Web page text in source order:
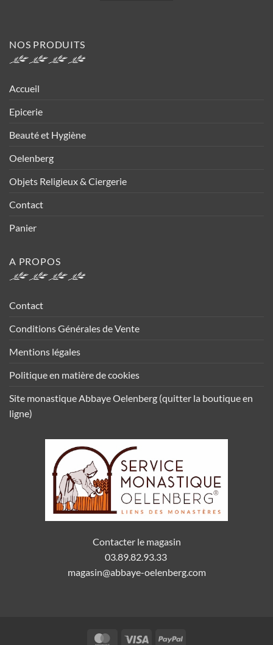
NOS PRODUITS
Accueil
Epicerie
Beauté et Hygiène
Oelenberg
Objets Religieux & Ciergerie
Contact
Panier
A PROPOS
Contact
Conditions Générales de Vente
Mentions légales
Politique en matière de cookies
Site monastique Abbaye Oelenberg (quitter la boutique en
ligne)
Contacter le magasin
03.89.82.93.33
magasin@abbaye-oelenberg.com
MasterCardVisa PayPal